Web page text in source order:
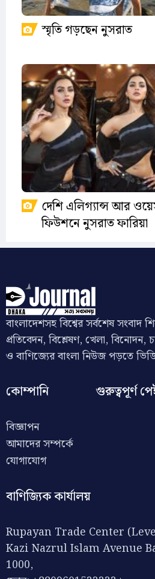
স্মৃতি গড়ছেন নুসরাত
দেশি এলিগ্যান্স আর
ফিউশনে নুসরাত ফারিয়া
বাংলাদেশসহ বিশ্বের সর্বশেষ সংবাদ
প্রতিবেদন, বিশ্লেষণ, খেলা, বিনোদন,
ও বাণিজ্যের বাংলা নিউজ পড়তে
কোম্পানি
বিজ্ঞাপন
আমাদের সম্পর্কে
যোগাযোগ
গুরুত্বপূর্ণ
বাণিজ্যিক কার্যালয়
Rupayan Trade Center
Kazi Nazrul Islam Avenue
1000,